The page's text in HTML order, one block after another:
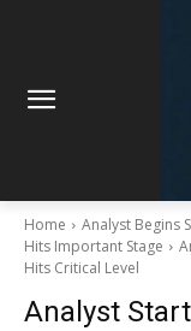
Home
Analyst Begins
Hits Important Stage
Hits Critical Level
Analyst